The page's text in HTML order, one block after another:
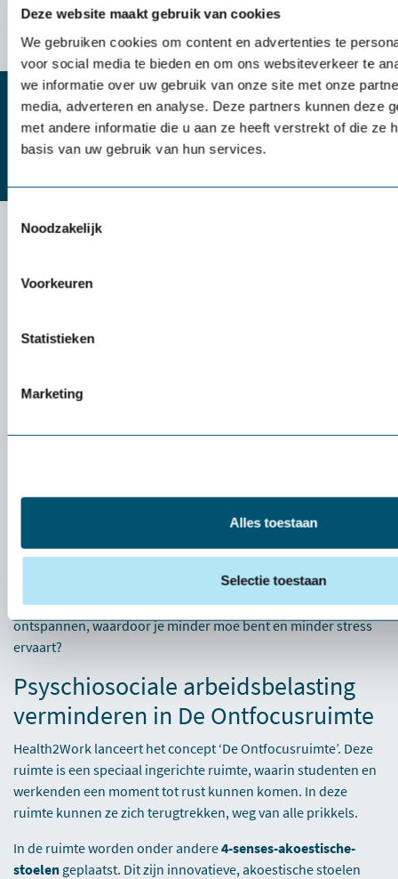
Deze website maakt gebruik van cookies
We gebruiken cookies om content en advertenties te
voor social media te bieden en om ons websiteverkeer te
we informatie over uw gebruik van onze site met onze
media, adverteren en analyse. Deze partners kunnen deze
met andere informatie die u aan ze heeft verstrekt of die ze
basis van uw gebruik van hun services.
Noodzakelijk
Voorkeuren
Statistieken
Marketing
Alles toestaan
Selectie toestaan
Meer kennis over ontfocussen voor
medewerkers
miljoen werknemers in Nederland hebben last van Burn-out
(44%) van de werknemers geeft aan dat er op het werk
voorkomen. Aan de werkomstandigheden is helaas niet altijd
iets te doen, maar aan de manier van omgaan met
je even je werk helemaal los kunt laten om vervolgens weer vol
energie en gefocust kunt starten met je werkzaamheden, hoe
fantastisch zou het zijn dat je je even lichamelijk kunt
ontspannen, waardoor je minder moe bent en minder stress
ervaart?
Psyschiosociale arbeidsbelasting
verminderen in De Ontfocusruimte
Health2Work lanceert het concept ‘De Ontfocusruimte’. Deze
ruimte is een speciaal ingerichte ruimte, waarin studenten en
werkenden een moment tot rust kunnen komen. In deze
ruimte kunnen ze zich terugtrekken, weg van alle prikkels.
In de ruimte worden onder andere4-senses-akoestische-
stoelen geplaatst. Dit zijn innovatieve, akoestische stoelen